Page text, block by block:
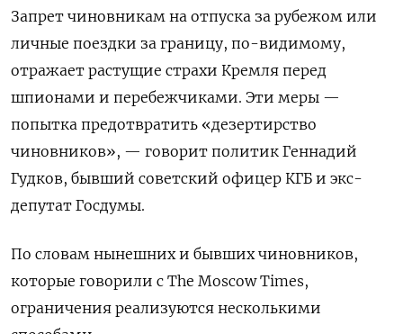
Запрет чиновникам на отпуска за рубежом или
личные поездки за границу, по-видимому,
отражает растущие страхи Кремля перед
шпионами и перебежчиками. Эти меры —
попытка предотвратить «дезертирство
чиновников», — говорит политик Геннадий
Гудков, бывший советский офицер КГБ и экс-
депутат Госдумы.
По словам нынешних и бывших чиновников,
которые говорили с The Moscow Times,
ограничения реализуются несколькими